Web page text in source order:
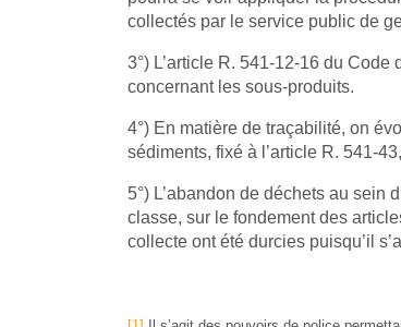
collectés par le service public de
3°) L’article R. 541-12-16 du
concernant les sous-produits.
4°) En matière de traçabilité, on
sédiments, fixé à l’article R. 541-
5°) L’abandon de déchets au sein
classe, sur le fondement des
collecte ont été durcies puisqu’il